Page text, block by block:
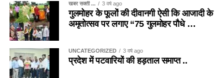
खबर सक्ती ... 3 वर्ष ago
गुलमोहर के फूलों की दीवानगी ऐसी कि आजादी के
अमृतोत्सव पर लगाए “75 गुलमोहर पौधे …
UNCATEGORIZED 3 वर्ष ago
प्रदेश में पटवारियों की हड़ताल समाप्त ..